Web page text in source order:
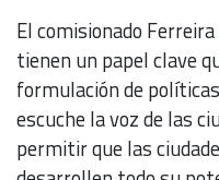
El comisionado
tienen un papel clave
formulación de
escuche la voz de las
permitir que las